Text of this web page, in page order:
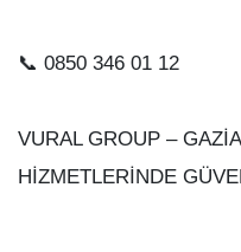
📞 0850 346 01 12
VURAL GROUP –
HİZMETLERİNDE